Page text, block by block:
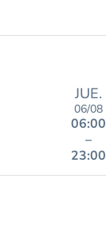
JUE.
06/08
06:00
–
23:00